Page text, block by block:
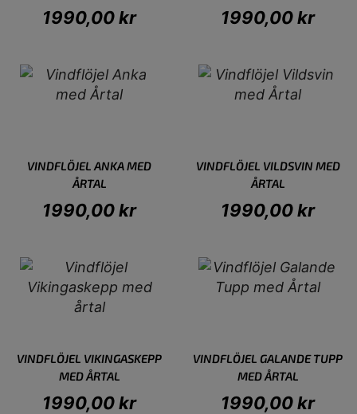
1990,00kr 1990,00kr
VINDFLÖJEL ANKA MED
ÅRTAL
1990,00kr
VINDFLÖJEL VILDSVIN MED
ÅRTAL
1990,00kr
VINDFLÖJEL VIKINGASKEPP
MED ÅRTAL
1990,00kr
VINDFLÖJEL GALANDE TUPP
MED ÅRTAL
1990,00kr